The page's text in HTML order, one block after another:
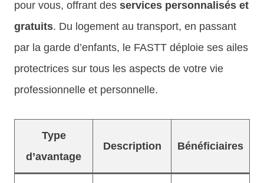
pour vous, offrant des services personnalisés et
gratuits. Du logement au transport, en passant
par la garde d’enfants, le FASTT déploie ses ailes
protectrices sur tous les aspects de votre vie
professionnelle et personnelle.
Type
d’avantage
Description Bénéficiaires